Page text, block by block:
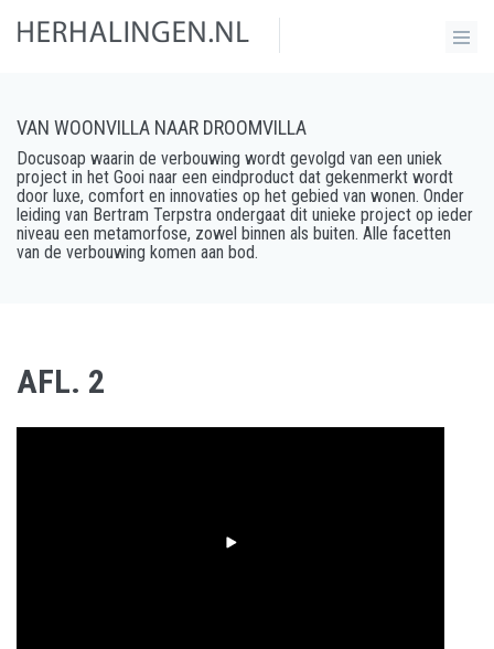
VAN WOONVILLA NAAR DROOMVILLA
Docusoap waarin de verbouwing wordt gevolgd van een uniek
project in het Gooi naar een eindproduct dat gekenmerkt wordt
door luxe, comfort en innovaties op het gebied van wonen. Onder
leiding van Bertram Terpstra ondergaat dit unieke project op ieder
niveau een metamorfose, zowel binnen als buiten. Alle facetten
van de verbouwing komen aan bod.
AFL. 2